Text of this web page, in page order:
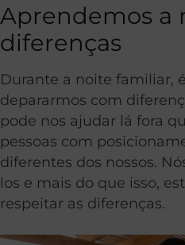
Aprendemos a
diferenças
Durante a noite familiar,
depararmos com
pode nos ajudar lá fora
pessoas com
diferentes dos nossos.
los e mais do que isso,
respeitar as diferenças.